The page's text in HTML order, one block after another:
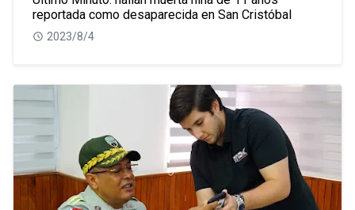
reportada como desaparecida en San Cristóbal
2023/8/4